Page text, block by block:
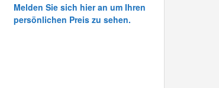
Melden Sie sich hier an um Ihren
persönlichen Preis zu sehen.